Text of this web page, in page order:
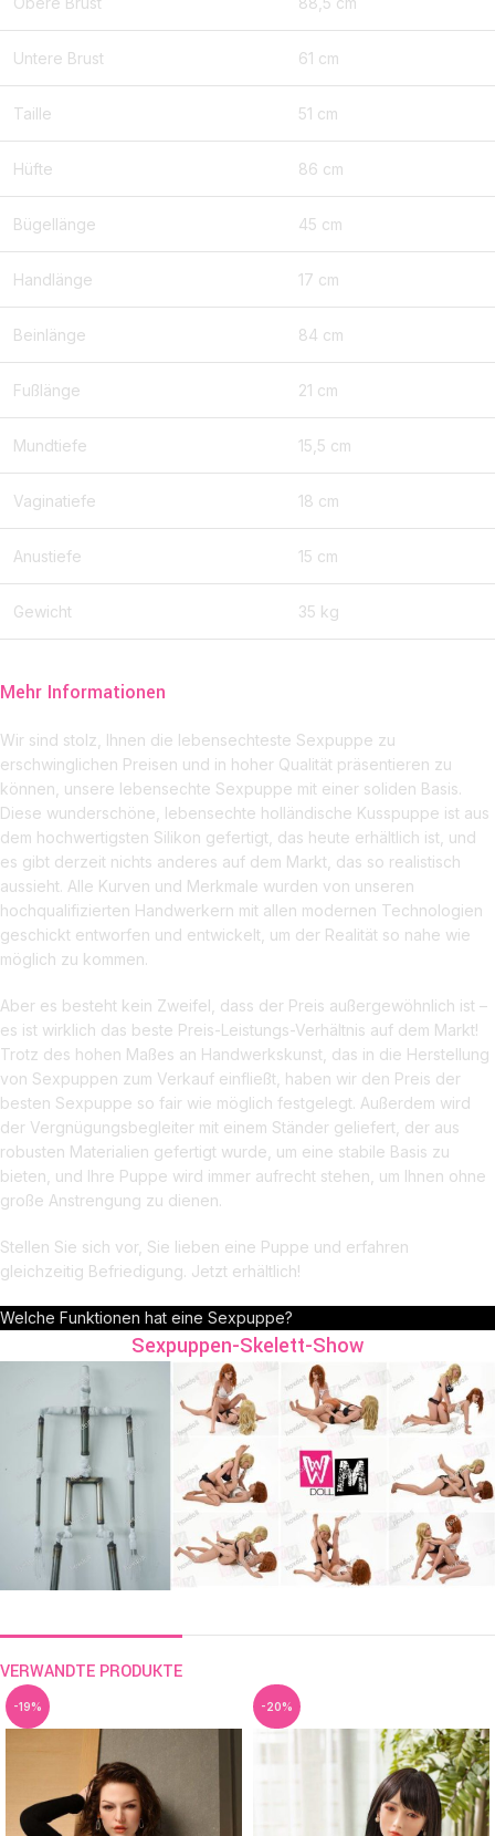
Untere Brust 61 cm
Taille 51 cm
Hüfte 86 cm
Bügellänge 45 cm
Handlänge 17 cm
Beinlänge 84 cm
Fußlänge 21 cm
Mundtiefe 15,5 cm
Vaginatiefe 18 cm
Anustiefe 15 cm
Gewicht 35 kg
Mehr Informationen
Wir sind stolz, Ihnen die lebensechteste Sexpuppe zu
erschwinglichen Preisen und in hoher Qualität präsentieren zu
können, unsere lebensechte Sexpuppe mit einer soliden Basis.
Diese wunderschöne, lebensechte holländische Kusspuppe ist aus
dem hochwertigsten Silikon gefertigt, das heute erhältlich ist, und
es gibt derzeit nichts anderes auf dem Markt, das so realistisch
aussieht. Alle Kurven und Merkmale wurden von unseren
hochqualifizierten Handwerkern mit allen modernen Technologien
geschickt entworfen und entwickelt, um der Realität so nahe wie
möglich zu kommen.
Aber es besteht kein Zweifel, dass der Preis außergewöhnlich ist –
es ist wirklich das beste Preis-Leistungs-Verhältnis auf dem Markt!
Trotz des hohen Maßes an Handwerkskunst, das in die Herstellung
von Sexpuppen zum Verkauf einfließt, haben wir den Preis der
besten Sexpuppe so fair wie möglich festgelegt. Außerdem wird
der Vergnügungsbegleiter mit einem Ständer geliefert, der aus
robusten Materialien gefertigt wurde, um eine stabile Basis zu
bieten, und Ihre Puppe wird immer aufrecht stehen, um Ihnen ohne
große Anstrengung zu dienen.
Stellen Sie sich vor, Sie lieben eine Puppe und erfahren
gleichzeitig Befriedigung. Jetzt erhältlich!
Welche Funktionen hat eine Sexpuppe?
Sexpuppen-Skelett-Show
VERWANDTE PRODUKTE
-19% -20%